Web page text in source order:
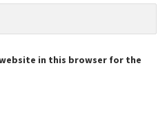
website in this browser for the